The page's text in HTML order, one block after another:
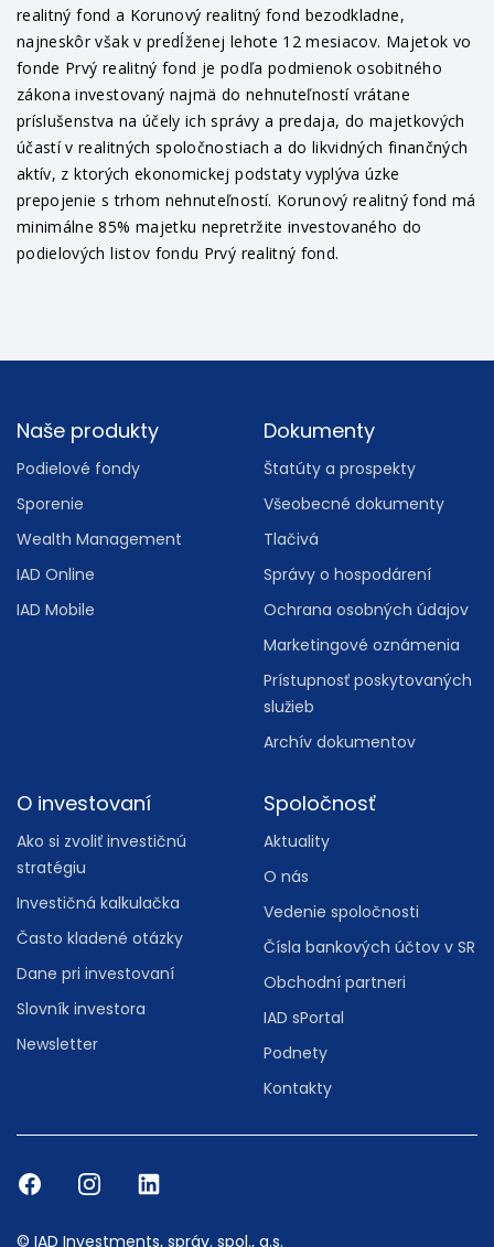
realitný fond a Korunový realitný fond bezodkladne,
najneskôr však v predĺženej lehote 12 mesiacov. Majetok vo
fonde Prvý realitný fond je podľa podmienok osobitného
zákona investovaný najmä do nehnuteľností vrátane
príslušenstva na účely ich správy a predaja, do majetkových
účastí v realitných spoločnostiach a do likvidných finančných
aktív, z ktorých ekonomickej podstaty vyplýva úzke
prepojenie s trhom nehnuteľností. Korunový realitný fond má
minimálne 85% majetku nepretržite investovaného do
podielových listov fondu Prvý realitný fond.
Footer
Naše produkty
Podielové fondy
Sporenie
Wealth Management
IAD Online
IAD Mobile
Dokumenty
Štatúty a prospekty
Všeobecné dokumenty
Tlačivá
Správy o hospodárení
Ochrana osobných údajov
Marketingové oznámenia
Prístupnosť poskytovaných
služieb
Archív dokumentov
O investovaní
Ako si zvoliť investičnú
stratégiu
Investičná kalkulačka
Často kladené otázky
Dane pri investovaní
Slovník investora
Newsletter
Spoločnosť
Aktuality
O nás
Vedenie spoločnosti
Čísla bankových účtov v SR
Obchodní partneri
IAD sPortal
Podnety
Kontakty
© IAD Investments, správ. spol., a.s.